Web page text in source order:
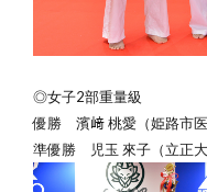
◎女子2部重量級
優勝 濱﨑桃愛（姫路市
準優勝 児玉 來子（立正大